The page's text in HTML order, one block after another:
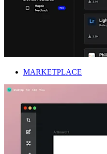
MARKETPLACE